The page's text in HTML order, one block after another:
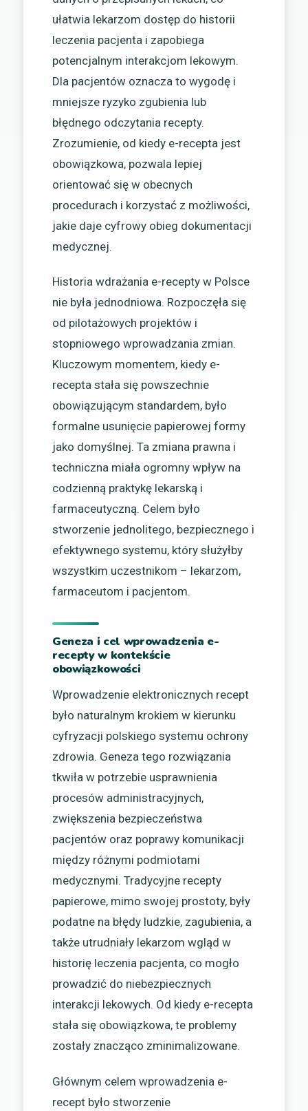
ułatwia lekarzom dostęp do historii
leczenia pacjenta i zapobiega
potencjalnym interakcjom lekowym.
Dla pacjentów oznacza to wygodę i
mniejsze ryzyko zgubienia lub
błędnego odczytania recepty.
Zrozumienie, od kiedy e-recepta jest
obowiązkowa, pozwala lepiej
orientować się w obecnych
procedurach i korzystać z możliwości,
jakie daje cyfrowy obieg dokumentacji
medycznej.
Historia wdrażania e-recepty w Polsce
nie była jednodniowa. Rozpoczęła się
od pilotażowych projektów i
stopniowego wprowadzania zmian.
Kluczowym momentem, kiedy e-
recepta stała się powszechnie
obowiązującym standardem, było
formalne usunięcie papierowej formy
jako domyślnej. Ta zmiana prawna i
techniczna miała ogromny wpływ na
codzienną praktykę lekarską i
farmaceutyczną. Celem było
stworzenie jednolitego, bezpiecznego i
efektywnego systemu, który służyłby
wszystkim uczestnikom – lekarzom,
farmaceutom i pacjentom.
Geneza i cel wprowadzenia e-
recepty w kontekście
obowiązkowości
Wprowadzenie elektronicznych recept
było naturalnym krokiem w kierunku
cyfryzacji polskiego systemu ochrony
zdrowia. Geneza tego rozwiązania
tkwiła w potrzebie usprawnienia
procesów administracyjnych,
zwiększenia bezpieczeństwa
pacjentów oraz poprawy komunikacji
między różnymi podmiotami
medycznymi. Tradycyjne recepty
papierowe, mimo swojej prostoty, były
podatne na błędy ludzkie, zagubienia, a
także utrudniały lekarzom wgląd w
historię leczenia pacjenta, co mogło
prowadzić do niebezpiecznych
interakcji lekowych. Od kiedy e-recepta
stała się obowiązkowa, te problemy
zostały znacząco zminimalizowane.
Głównym celem wprowadzenia e-
recept było stworzenie